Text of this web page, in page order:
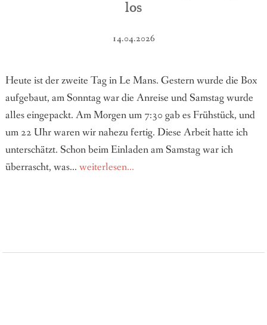
los
14.04.2026
Heute ist der zweite Tag in Le Mans. Gestern wurde die Box
aufgebaut, am Sonntag war die Anreise und Samstag wurde
alles eingepackt. Am Morgen um 7:30 gab es Frühstück, und
um 22 Uhr waren wir nahezu fertig. Diese Arbeit hatte ich
unterschätzt. Schon beim Einladen am Samstag war ich
überrascht, was... weiterlesen...